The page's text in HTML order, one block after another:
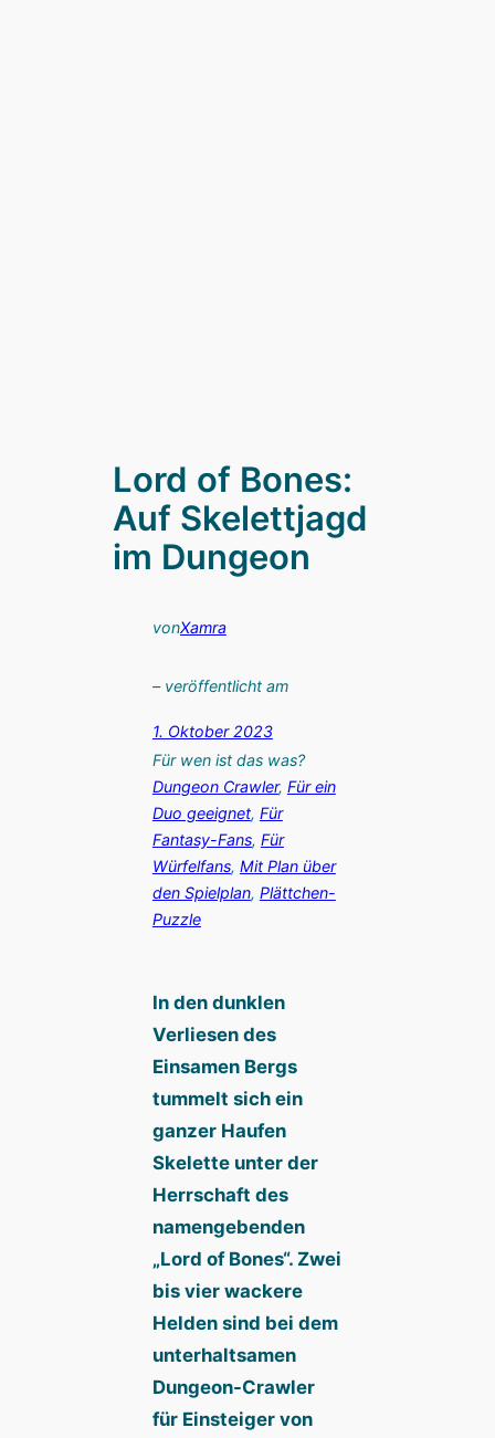
Lord of Bones:
Auf Skelettjagd
im Dungeon
vonXamra
– veröffentlicht am
1. Oktober 2023
Für wen ist das was?
Dungeon Crawler, Für ein
Duo geeignet, Für
Fantasy-Fans, Für
Würfelfans, Mit Plan über
den Spielplan, Plättchen-
Puzzle
In den dunklen
Verliesen des
Einsamen Bergs
tummelt sich ein
ganzer Haufen
Skelette unter der
Herrschaft des
namengebenden
„Lord of Bones“. Zwei
bis vier wackere
Helden sind bei dem
unterhaltsamen
Dungeon-Crawler
für Einsteiger von